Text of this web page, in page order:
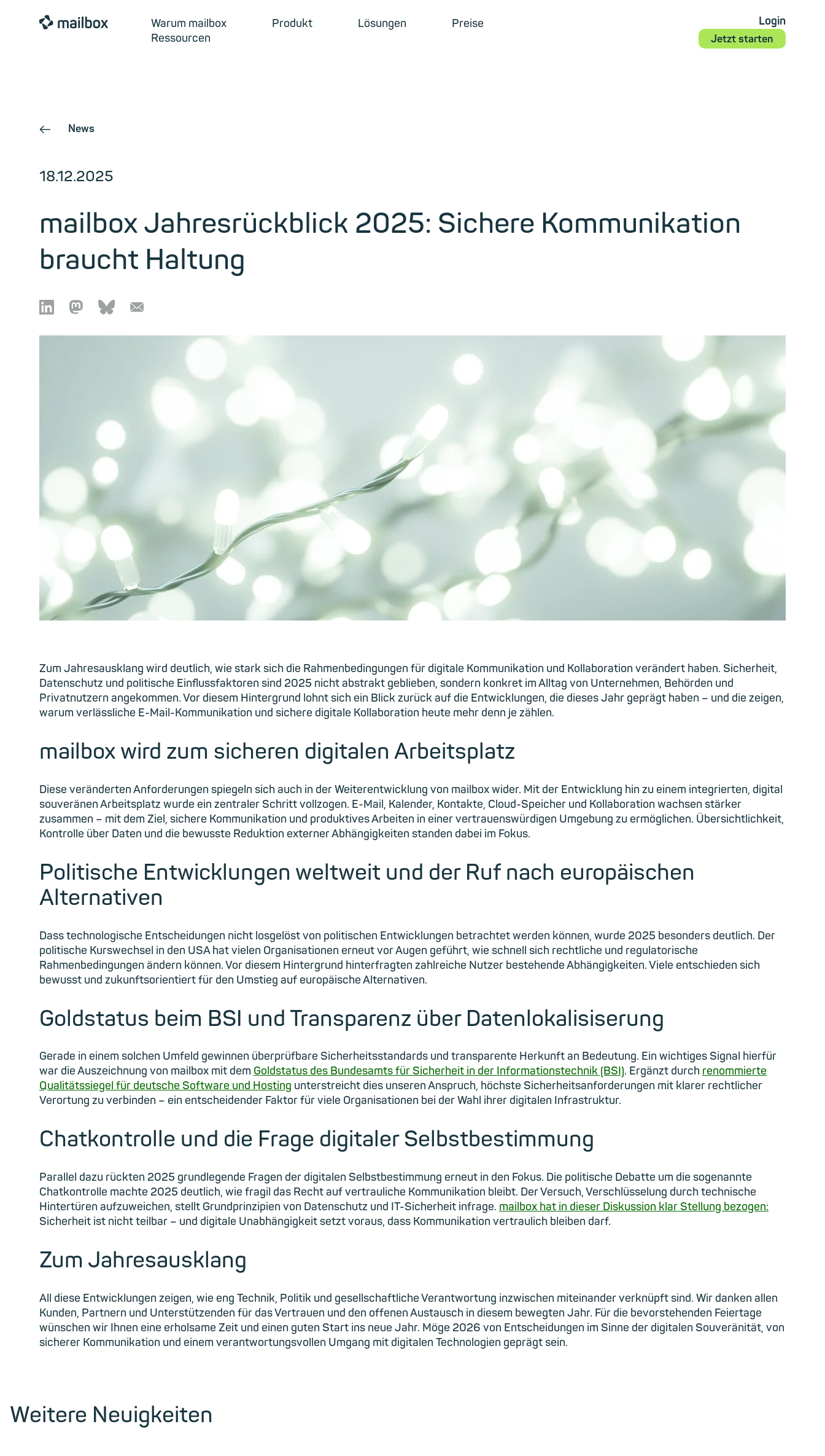
mailbox Warum mailbox Produkt Lösungen
Preise
Ressourcen
Login
Jetzt starten
← News
18.12.2025
mailbox Jahresrückblick 2025: Sichere Kommunikation
braucht Haltung
 🦣︎ 🦋︎ 📧︎
Zum Jahresausklang wird deutlich, wie stark sich die Rahmenbedingungen für digitale Kommunikation und Kollaboration verändert haben. Sicherheit,
Datenschutz und politische Einflussfaktoren sind 2025 nicht abstrakt geblieben, sondern konkret im Alltag von Unternehmen, Behörden und
Privatnutzern angekommen. Vor diesem Hintergrund lohnt sich ein Blick zurück auf die Entwicklungen, die dieses Jahr geprägt haben – und die zeigen,
warum verlässliche E-Mail-Kommunikation und sichere digitale Kollaboration heute mehr denn je zählen.
mailbox wird zum sicheren digitalen Arbeitsplatz
Diese veränderten Anforderungen spiegeln sich auch in der Weiterentwicklung von mailbox wider. Mit der Entwicklung hin zu einem integrierten, digital
souveränen Arbeitsplatz wurde ein zentraler Schritt vollzogen. E-Mail, Kalender, Kontakte, Cloud-Speicher und Kollaboration wachsen stärker
zusammen – mit dem Ziel, sichere Kommunikation und produktives Arbeiten in einer vertrauenswürdigen Umgebung zu ermöglichen. Übersichtlichkeit,
Kontrolle über Daten und die bewusste Reduktion externer Abhängigkeiten standen dabei im Fokus.
Politische Entwicklungen weltweit und der Ruf nach europäischen
Alternativen
Dass technologische Entscheidungen nicht losgelöst von politischen Entwicklungen betrachtet werden können, wurde 2025 besonders deutlich. Der
politische Kurswechsel in den USA hat vielen Organisationen erneut vor Augen geführt, wie schnell sich rechtliche und regulatorische
Rahmenbedingungen ändern können. Vor diesem Hintergrund hinterfragten zahlreiche Nutzer bestehende Abhängigkeiten. Viele entschieden sich
bewusst und zukunftsorientiert für den Umstieg auf europäische Alternativen.
Goldstatus beim BSI und Transparenz über Datenlokalisiserung
Gerade in einem solchen Umfeld gewinnen überprüfbare Sicherheitsstandards und transparente Herkunft an Bedeutung. Ein wichtiges Signal hierfür
war die Auszeichnung von mailbox mit dem Goldstatus des Bundesamts für Sicherheit in der Informationstechnik (BSI). Ergänzt durch renommierte
Qualitätssiegel für deutsche Software und Hosting unterstreicht dies unseren Anspruch, höchste Sicherheitsanforderungen mit klarer rechtlicher
Verortung zu verbinden – ein entscheidender Faktor für viele Organisationen bei der Wahl ihrer digitalen Infrastruktur.
Chatkontrolle und die Frage digitaler Selbstbestimmung
Parallel dazu rückten 2025 grundlegende Fragen der digitalen Selbstbestimmung erneut in den Fokus. Die politische Debatte um die sogenannte
Chatkontrolle machte 2025 deutlich, wie fragil das Recht auf vertrauliche Kommunikation bleibt. Der Versuch, Verschlüsselung durch technische
Hintertüren aufzuweichen, stellt Grundprinzipien von Datenschutz und IT-Sicherheit infrage. mailbox hat in dieser Diskussion klar Stellung bezogen:
Sicherheit ist nicht teilbar – und digitale Unabhängigkeit setzt voraus, dass Kommunikation vertraulich bleiben darf.
Zum Jahresausklang
All diese Entwicklungen zeigen, wie eng Technik, Politik und gesellschaftliche Verantwortung inzwischen miteinander verknüpft sind. Wir danken allen
Kunden, Partnern und Unterstützenden für das Vertrauen und den offenen Austausch in diesem bewegten Jahr. Für die bevorstehenden Feiertage
wünschen wir Ihnen eine erholsame Zeit und einen guten Start ins neue Jahr. Möge 2026 von Entscheidungen im Sinne der digitalen Souveränität, von
sicherer Kommunikation und einem verantwortungsvollen Umgang mit digitalen Technologien geprägt sein.
Weitere Neuigkeiten